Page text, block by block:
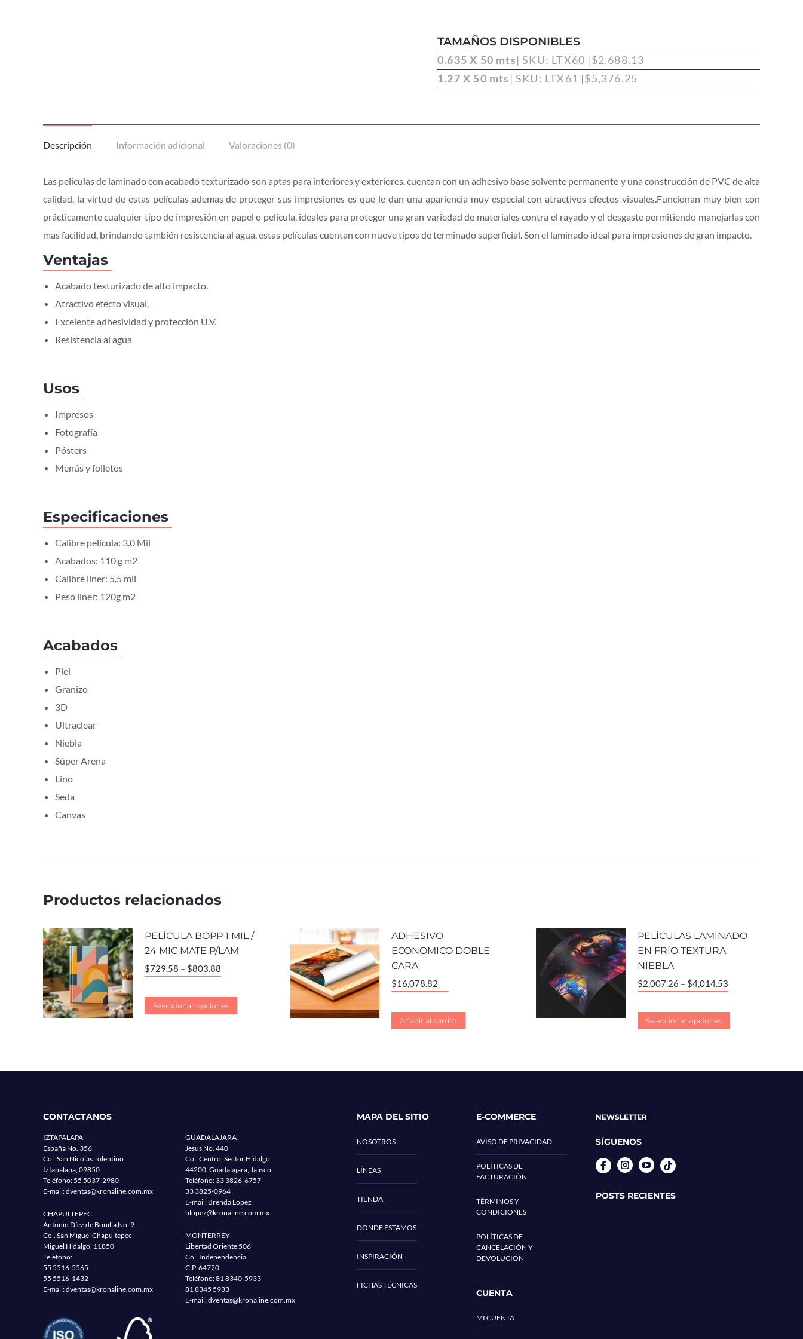
TAMAÑOS DISPONIBLES
0.635 X 50 mts| SKU: LTX60 |$2,688.13
1.27 X 50 mts | SKU: LTX61 |$5,376.25
Descripción Información adicional Valoraciones (0)
Las películas de laminado con acabado texturizado son aptas para interiores y exteriores, cuentan con un adhesivo base solvente permanente y una construcción de PVC de alta
calidad, la virtud de estas películas ademas de proteger sus impresiones es que le dan una apariencia muy especial con atractivos efectos visuales.Funcionan muy bien con
prácticamente cualquier tipo de impresión en papel o película, ideales para proteger una gran variedad de materiales contra el rayado y el desgaste permitiendo manejarlas con
mas facilidad, brindando también resistencia al agua, estas películas cuentan con nueve tipos de terminado superficial. Son el laminado ideal para impresiones de gran impacto.
Ventajas
Acabado texturizado de alto impacto.
Atractivo efecto visual.
Excelente adhesividad y protección U.V.
Resistencia al agua
Usos
Impresos
Fotografía
Pósters
Menús y folletos
Especificaciones
Calibre película: 3.0 Mil
Acabados: 110 g m2
Calibre liner: 5.5 mil
Peso liner: 120g m2
Acabados
Piel
Granizo
3D
Ultraclear
Niebla
Súper Arena
Lino
Seda
Canvas
Productos relacionados
PELÍCULA BOPP 1 MIL /
24 MIC MATE P/LAM
$729.58 – $803.88
Seleccionar opciones
ADHESIVO
ECONOMICO DOBLE
CARA
$16,078.82
Añadir al carrito
PELÍCULAS LAMINADO
EN FRÍO TEXTURA
NIEBLA
$2,007.26 – $4,014.53
Seleccionar opciones
CONTACTANOS
IZTAPALAPA
España No. 356
Col. San Nicolás Tolentino
Iztapalapa, 09850
Teléfono:55 5037-2980
E-mail:dventas@kronaline.com.mx
CHAPULTEPEC
Antonio Díez de Bonilla No. 9
Col. San Miguel Chapultepec
Miguel Hidalgo, 11850
Teléfono:
55 5516-5565
55 5516-1432
E-mail:dventas@kronaline.com.mx
GUADALAJARA
Jesus No. 440
Col. Centro, Sector Hidalgo
44200, Guadalajara, Jalisco
Teléfono: 33 3826-6757
33 3825-0964
E-mail: Brenda López
blopez@kronaline.com.mx
MONTERREY
Libertad Oriente 506
Col. Independencia
C.P. 64720
Teléfono:81 8340-5933
81 8345 5933
E-mail:dventas@kronaline.com.mx
MAPA DEL SITIO
NOSOTROS
LÍNEAS
TIENDA
DONDE ESTAMOS
INSPIRACIÓN
FICHAS TÉCNICAS
E-COMMERCE
AVISO DE PRIVACIDAD
POLÍTICAS DE
FACTURACIÓN
TÉRMINOS Y
CONDICIONES
POLÍTICAS DE
CANCELACIÓN Y
DEVOLUCIÓN
CUENTA
MI CUENTA
NEWSLETTER
SÍGUENOS
InstagramYouTube
POSTS RECIENTES